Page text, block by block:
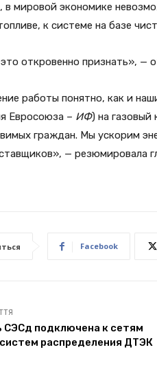
в мировой экономике
к системе на базе
откровенно признать», —
работы понятно, как и
Евросоюза – ИФ) на
граждан. Мы ускорим
— резюмировала
Facebook
СЭСд подключена к сетям
распределения ДТЭК